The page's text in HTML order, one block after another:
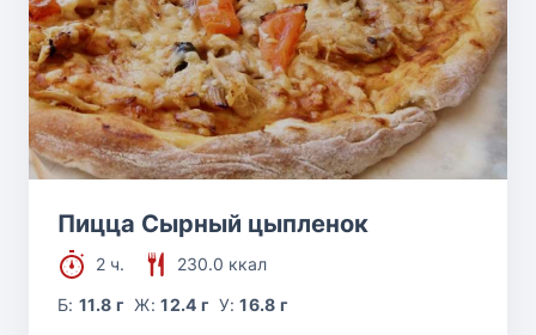
Пицца Сырный цыпленок
2 ч.
230.0 ккал
Б:11.8 г Ж:12.4 г У:16.8 г